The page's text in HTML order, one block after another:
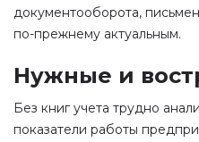
документооборота,
по-прежнему актуальным.
Нужные и
Без книг учета трудно
показатели работы